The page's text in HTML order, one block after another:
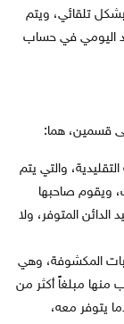
تلقائي، ويتم
اليومي في حساب
والتي يتم
ويقوم صاحبها
المتوفر، ولا
المكشوفة، وهي
منها مبلغاً أكثر من
يتوفر معه،